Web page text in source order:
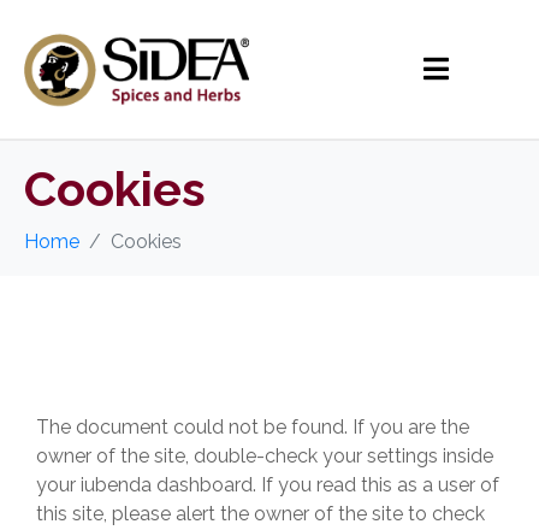
Cookies
Home Cookies
The document could not be found. If you are the
owner of the site, double-check your settings inside
your iubenda dashboard. If you read this as a user of
this site, please alert the owner of the site to check